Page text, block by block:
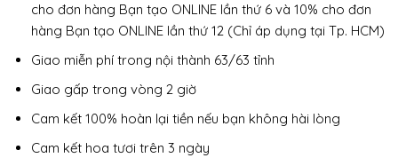
cho đơn hàng Bạn tạo ONLINE lần thứ 6 và 10% cho đơn
hàng Bạn tạo ONLINE lần thứ 12 (Chỉ áp dụng tại Tp. HCM)
Giao miễn phí trong nội thành 63/63 tỉnh
Giao gấp trong vòng 2 giờ
Cam kết 100% hoàn lại tiền nếu bạn không hài lòng
Cam kết hoa tươi trên 3 ngày